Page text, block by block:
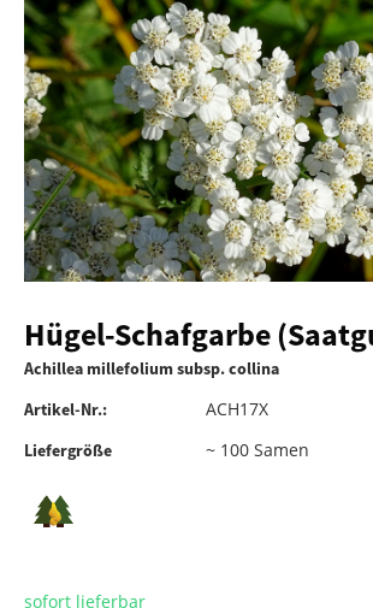
Hügel-Schafgarbe
Achillea millefolium subsp. collina
Artikel-Nr.:
ACH17X
Liefergröße ~ 100 Samen
sofort lieferbar